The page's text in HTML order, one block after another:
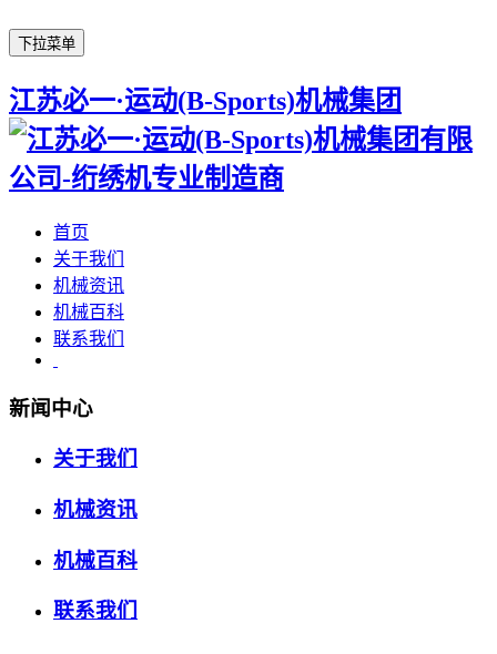
下拉菜单
江苏必一·运动(B-Sports)机械集团
首页
关于我们
机械资讯
机械百科
联系我们
新闻中心
关于我们
机械资讯
机械百科
联系我们